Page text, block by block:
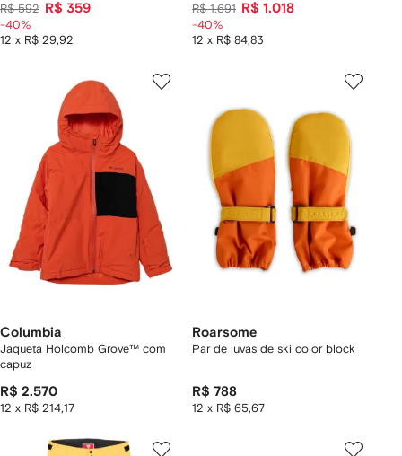
R$ 592 R$ 359
12 x R$ 29,92
-40%
R$ 1.691 R$ 1.018
12 x R$ 84,83
-40%
Columbia
Jaqueta Holcomb Grove™ com
capuz
R$ 2.570
12 x R$ 214,17
Roarsome
Par de luvas de ski color block
R$ 788
12 x R$ 65,67